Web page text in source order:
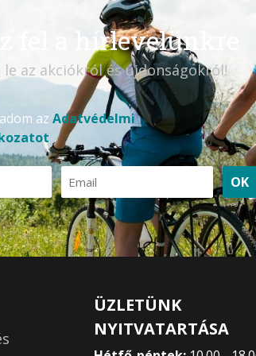
fel a hírlevelünkre
le az akciókról és újdonságokról!
az Adatvédelmi
OK
ÜZLETÜNK
NYITVATARTÁSA